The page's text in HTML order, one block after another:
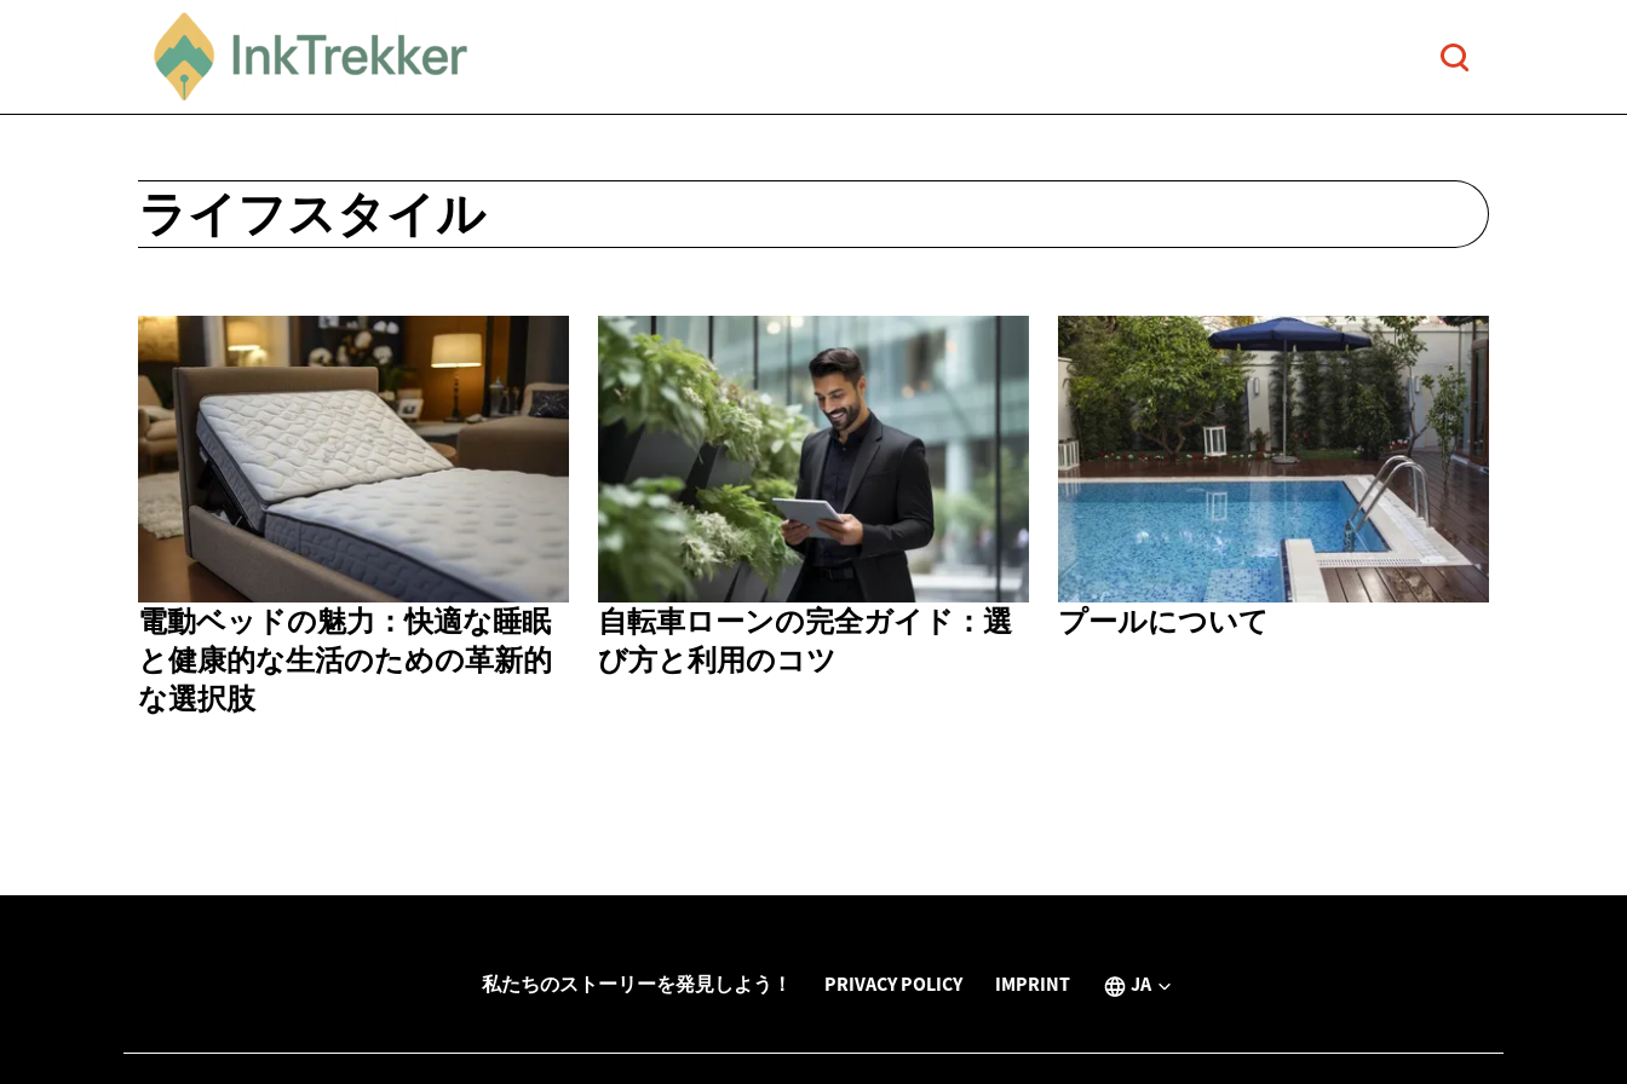
ライフスタイル
電動ベッドの魅力：快適な睡眠
と健康的な生活のための革新的
な選択肢
自転車ローンの完全ガイド：選
び方と利用のコツ
プールについて
私たちのストーリーを発見しよう！ PRIVACY POLICY IMPRINT JA